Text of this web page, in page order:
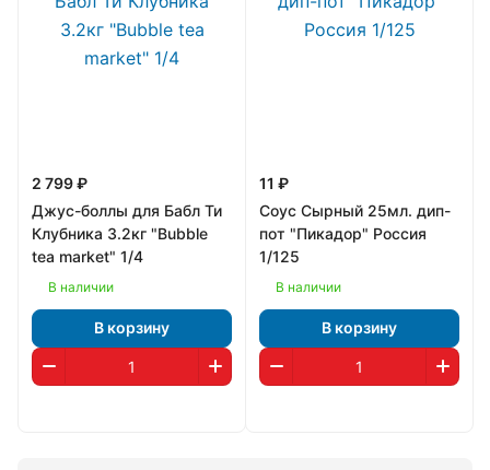
2 799 ₽
Джус-боллы для Бабл Ти
Клубника 3.2кг "Bubble
tea market" 1/4
В наличии
В корзину
11 ₽
Соус Сырный 25мл. дип-
пот "Пикадор" Россия
1/125
В наличии
В корзину